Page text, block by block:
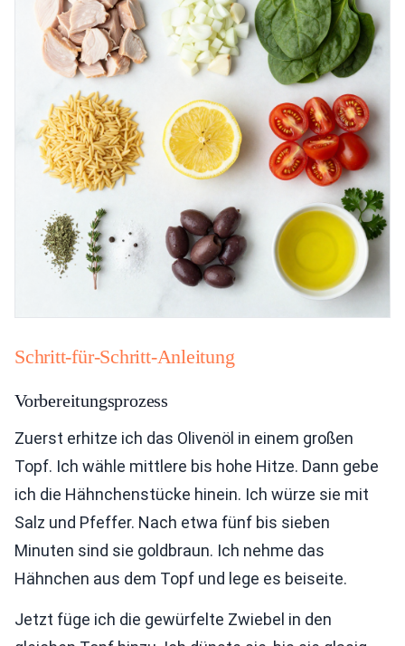
Schritt-für-Schritt-Anleitung
Vorbereitungsprozess
Zuerst erhitze ich das Olivenöl in einem großen
Topf. Ich wähle mittlere bis hohe Hitze. Dann gebe
ich die Hähnchenstücke hinein. Ich würze sie mit
Salz und Pfeffer. Nach etwa fünf bis sieben
Minuten sind sie goldbraun. Ich nehme das
Hähnchen aus dem Topf und lege es beiseite.
Jetzt füge ich die gewürfelte Zwiebel in den